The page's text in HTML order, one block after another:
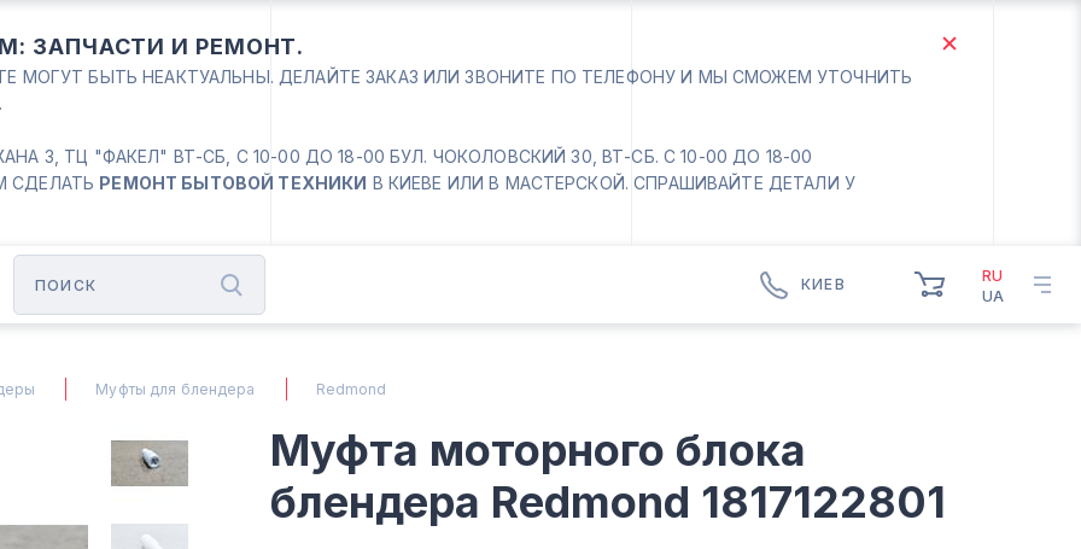
ЗАПЧАСТИ И РЕМОНТ.
МОГУТ БЫТЬ НЕАКТУАЛЬНЫ. ДЕЛАЙТЕ ЗАКАЗ ИЛИ ЗВОНИТЕ ПО ТЕЛЕФОНУ И МЫ СМОЖЕМ УТОЧНИТЬ
3, ТЦ "ФАКЕЛ" ВТ-СБ, С 10-00 ДО 18-00 БУЛ. ЧОКОЛОВСКИЙ 30, ВТ-СБ. С 10-00 ДО 18-00
СДЕЛАТЬ РЕМОНТ БЫТОВОЙ ТЕХНИКИ В КИЕВЕ ИЛИ В МАСТЕРСКОЙ. СПРАШИВАЙТЕ ДЕТАЛИ У
КИЕВ
10:00 - 18:00
Вс-Пн. Выходной
Соломенский район - ВТ-
RU
UA
Муфты для блендера Redmond
Муфта моторного блока
блендера Redmond 1817122801